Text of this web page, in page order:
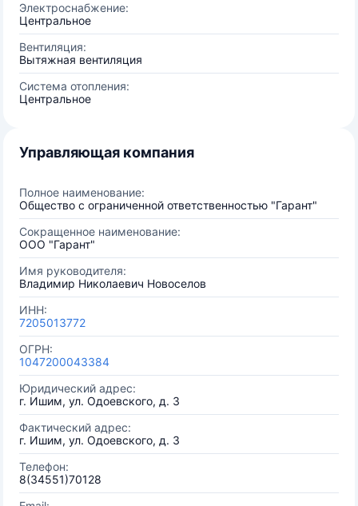
Электроснабжение:
Центральное
Вентиляция:
Вытяжная вентиляция
Система отопления:
Центральное
Управляющая компания
Полное наименование:
Общество с ограниченной ответственностью "Гарант"
Сокращенное наименование:
ООО "Гарант"
Имя руководителя:
Владимир Николаевич Новоселов
ИНН:
7205013772
ОГРН:
1047200043384
Юридический адрес:
г. Ишим, ул. Одоевского, д. 3
Фактический адрес:
г. Ишим, ул. Одоевского, д. 3
Телефон:
8(34551)70128